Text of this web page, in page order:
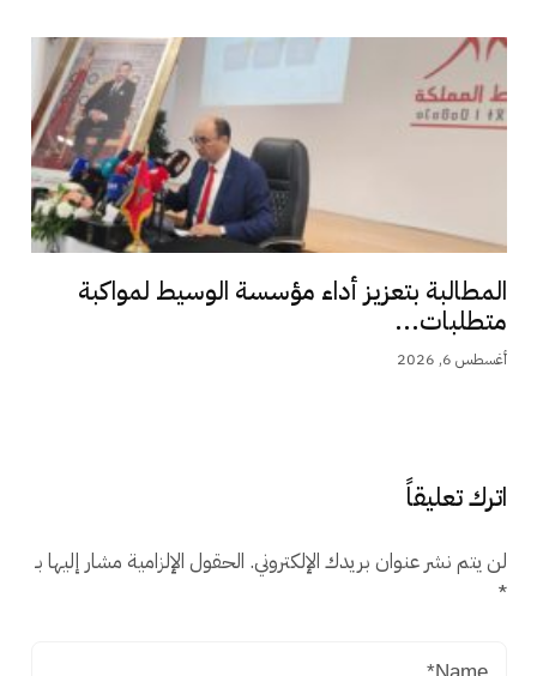
المطالبة بتعزيز أداء مؤسسة الوسيط لمواكبة
متطلبات...
أغسطس 6, 2026
اترك تعليقاً
لن يتم نشر عنوان بريدك الإلكتروني. الحقول الإلزامية مشار إليها بـ
*